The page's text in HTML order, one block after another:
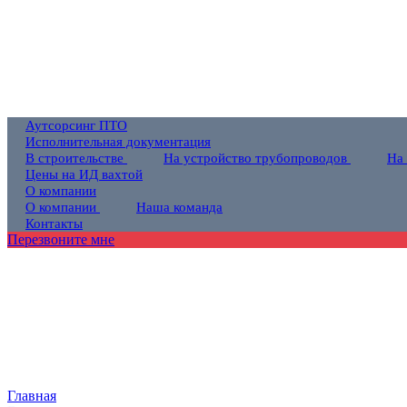
Аутсорсинг ПТО
Исполнительная документация
В строительстве
На устройство трубопроводов На
Цены на ИД вахтой
О компании
О компании
Наша команда
Контакты
Перезвоните мне
Главная